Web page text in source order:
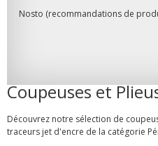
Nosto (recommandations de
Coupeuses et
Découvrez notre sélection de
traceurs jet d'encre de la catégorie